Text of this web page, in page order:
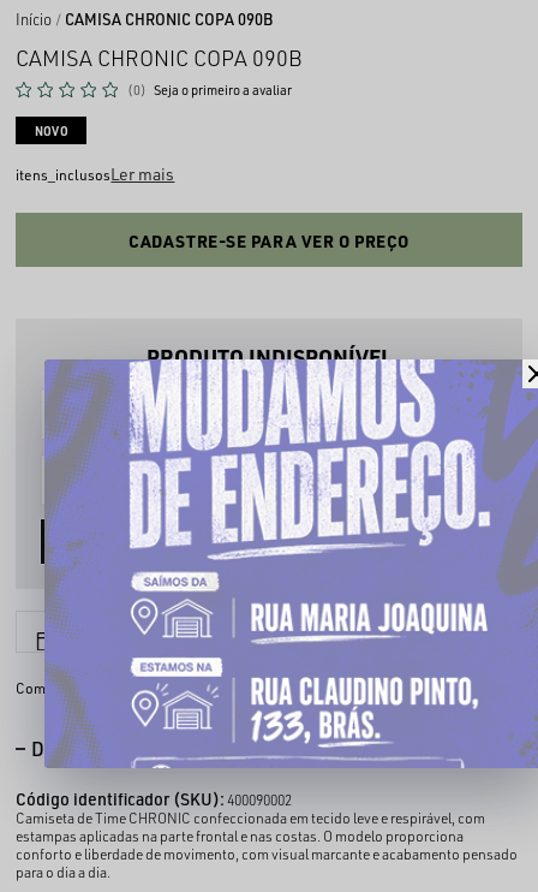
Início CAMISA CHRONIC COPA 090B
CAMISA CHRONIC COPA 090B
(0) Seja o primeiro a avaliar
NOVO
itens_inclusosLer mais
CADASTRE-SE PARA VER O PREÇO
PRODUTO INDISPONÍVEL
Cadastre seu email que te avisaremos quando estiver disponível:
AVISE-ME
Parcele em até6x sem juros
Compartilhe:
DESCRIÇÃO COMPLETA
Código identificador (SKU): 400090002
Camiseta de Time CHRONIC confeccionada em tecido leve e respirável, com
estampas aplicadas na parte frontal e nas costas. O modelo proporciona
conforto e liberdade de movimento, com visual marcante e acabamento pensado
para o dia a dia.